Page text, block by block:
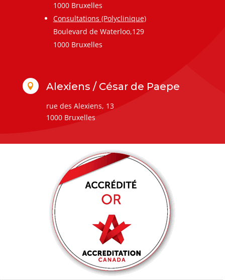
1000 Bruxelles
Consultations (Polyclinique)
Boulevard de Waterloo,129
1000 Bruxelles
 Alexiens / César de Paepe
rue des Alexiens, 13
1000 Bruxelles